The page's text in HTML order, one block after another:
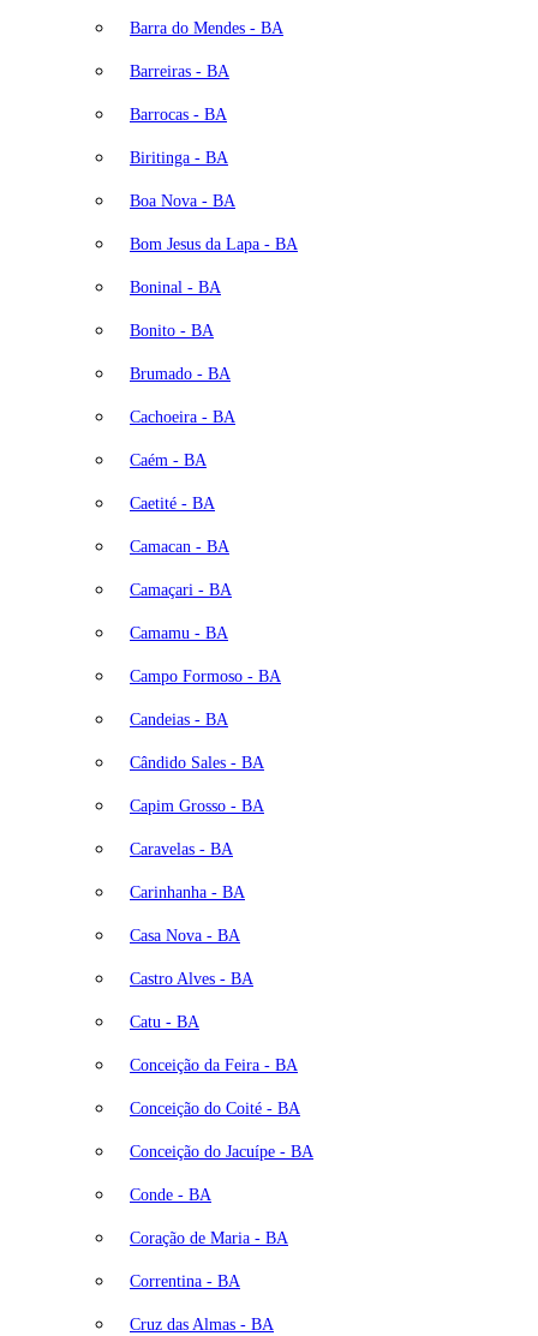
Barra do Mendes - BA
Barreiras - BA
Barrocas - BA
Biritinga - BA
Boa Nova - BA
Bom Jesus da Lapa - BA
Boninal - BA
Bonito - BA
Brumado - BA
Cachoeira - BA
Caém - BA
Caetité - BA
Camacan - BA
Camaçari - BA
Camamu - BA
Campo Formoso - BA
Candeias - BA
Cândido Sales - BA
Capim Grosso - BA
Caravelas - BA
Carinhanha - BA
Casa Nova - BA
Castro Alves - BA
Catu - BA
Conceição da Feira - BA
Conceição do Coité - BA
Conceição do Jacuípe - BA
Conde - BA
Coração de Maria - BA
Correntina - BA
Cruz das Almas - BA